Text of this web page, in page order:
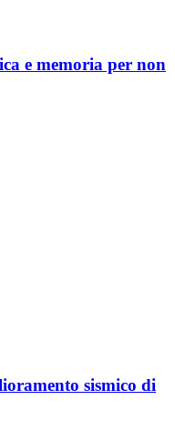
e memoria per non
sismico di